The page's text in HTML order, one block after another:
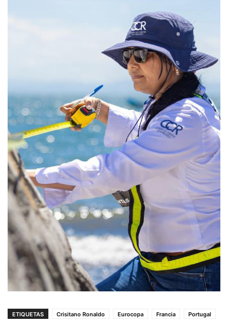
ETIQUETAS Crisitano Ronaldo Eurocopa Francia Portugal